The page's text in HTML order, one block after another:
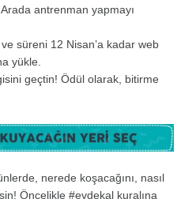
antrenman yapmayı
ve süreni 12 Nisan’a kadar web
yükle.
geçtin! Ödül olarak, bitirme
nerede koşacağını, nasıl
Öncelikle #evdekal kuralına